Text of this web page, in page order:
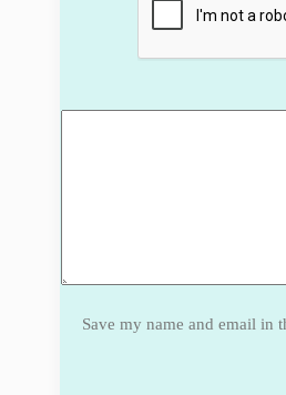
Save my name and email in